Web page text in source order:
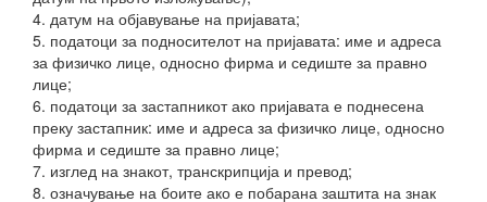
4. датум на објавување на пријавата;
5. податоци за подносителот на пријавата: име и адреса
за физичко лице, односно фирма и седиште за правно
лице;
6. податоци за застапникот ако пријавата е поднесена
преку застапник: име и адреса за физичко лице, односно
фирма и седиште за правно лице;
7. изглед на знакот, транскрипција и превод;
8. означување на боите ако е побарана заштита на знак